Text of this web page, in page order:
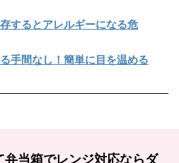
するとアレルギーになる危
手間なし！簡単に目を温める
弁当箱でレンジ対応ならダ